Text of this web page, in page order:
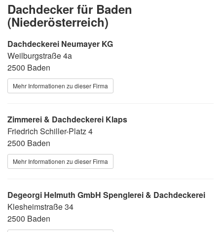
Dachdecker für Baden
(Niederösterreich)
Dachdeckerei Neumayer KG
Weilburgstraße 4a
2500 Baden
Mehr Informationen zu dieser Firma
Zimmerei & Dachdeckerei Klaps
Friedrich Schiller-Platz 4
2500 Baden
Mehr Informationen zu dieser Firma
Degeorgi Helmuth GmbH Spenglerei & Dachdeckerei
Klesheimstraße 34
2500 Baden